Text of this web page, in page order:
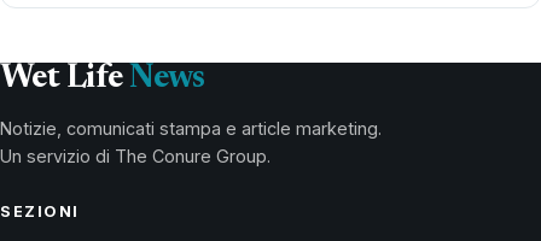
Wet Life News
Notizie, comunicati stampa e article marketing.
Un servizio di The Conure Group.
SEZIONI